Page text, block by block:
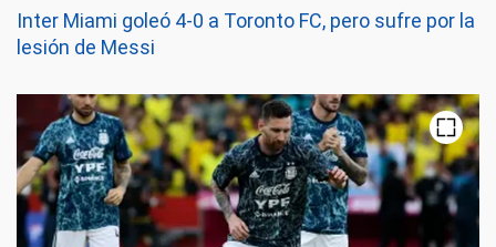
Inter Miami goleó 4-0 a Toronto FC, pero sufre por la
lesión de Messi